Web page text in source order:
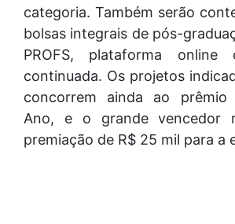
categoria. Também serão
bolsas integrais de pós-
PROFS, plataforma online
continuada. Os projetos
concorrem ainda ao prêmio
Ano, e o grande vencedor
premiação de R$ 25 mil para a